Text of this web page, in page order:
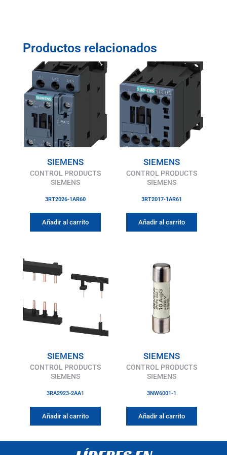
Productos relacionados
SIEMENS
CONTROL PRODUCTS
SIEMENS
3RT2026-1AR60
Añadir al carrito
SIEMENS
CONTROL PRODUCTS
SIEMENS
3RT2017-1AR61
Añadir al carrito
SIEMENS
CONTROL PRODUCTS
SIEMENS
3RA2923-2AA1
Añadir al carrito
SIEMENS
CONTROL PRODUCTS
SIEMENS
3NW6001-1
Añadir al carrito